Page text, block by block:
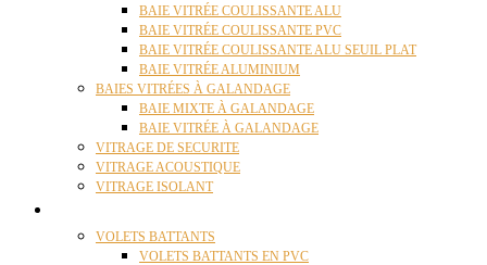
BAIE VITRÉE COULISSANTE ALU
BAIE VITRÉE COULISSANTE PVC
BAIE VITRÉE COULISSANTE ALU SEUIL PLAT
BAIE VITRÉE ALUMINIUM
BAIES VITRÉES À GALANDAGE
BAIE MIXTE À GALANDAGE
BAIE VITRÉE À GALANDAGE
VITRAGE DE SECURITE
VITRAGE ACOUSTIQUE
VITRAGE ISOLANT
VOLETS BATTANTS
VOLETS BATTANTS EN PVC